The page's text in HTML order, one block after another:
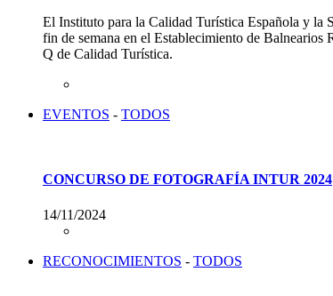
El Instituto para la Calidad Turística Española y
fin de semana en el Establecimiento de
Q de Calidad Turística.
EVENTOS - TODOS
CONCURSO DE FOTOGRAFÍA INTUR 2024
14/11/2024
RECONOCIMIENTOS - TODOS